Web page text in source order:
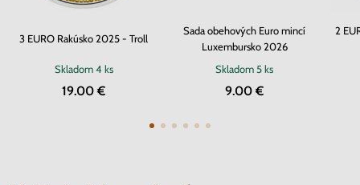
3 EURO Rakúsko 2025 - Troll
Skladom4 ks
19.00 €
Sada obehových Euro mincí
Luxembursko 2026
Skladom 5 ks
9.00 €
2